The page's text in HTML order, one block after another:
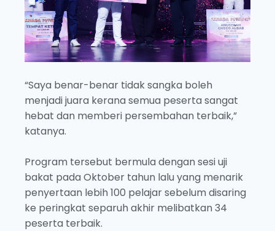
“Saya benar-benar tidak sangka boleh
menjadi juara kerana semua peserta sangat
hebat dan memberi persembahan terbaik,”
katanya.
Program tersebut bermula dengan sesi uji
bakat pada Oktober tahun lalu yang menarik
penyertaan lebih 100 pelajar sebelum disaring
ke peringkat separuh akhir melibatkan 34
peserta terbaik.